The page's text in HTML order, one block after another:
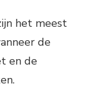
het meest
de
en de